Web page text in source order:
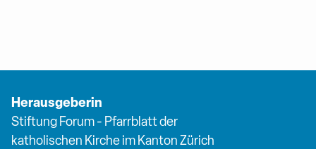
Herausgeberin
Stiftung Forum - Pfarrblatt der
katholischen Kirche im Kanton Zürich